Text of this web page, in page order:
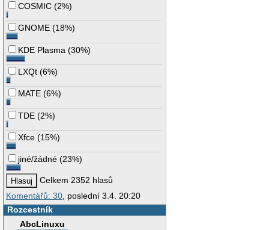
COSMIC (2%)
GNOME (18%)
KDE Plasma (30%)
LXQt (6%)
MATE (6%)
TDE (2%)
Xfce (15%)
jiné/žádné (23%)
Celkem 2352 hlasů
Komentářů: 30 , poslední 3.4. 20:20
Rozcestník
AbcLinuxu